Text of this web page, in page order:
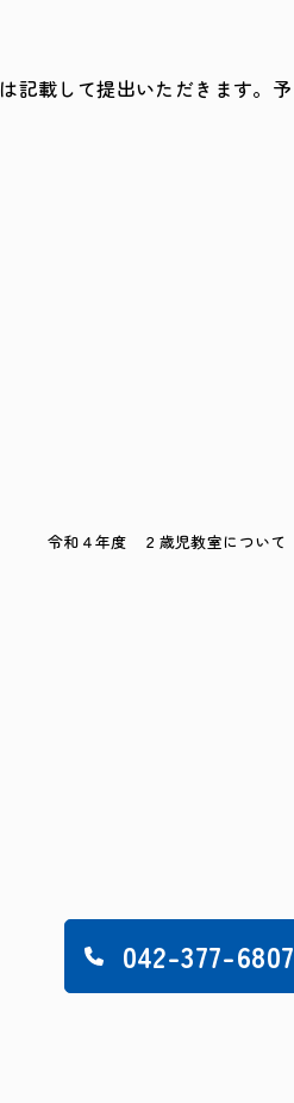
記載して提出いただきます。予
令和４年度 ２歳児教室について
042-377-6807